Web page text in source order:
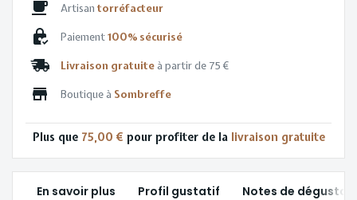
Artisan torréfacteur
Paiement100% sécurisé
Livraison gratuite à partir de 75 €
Boutique à Sombreffe
Plus que 75,00 € pour profiter de la livraison gratuite
En savoir plus Profil gustatif Notes de